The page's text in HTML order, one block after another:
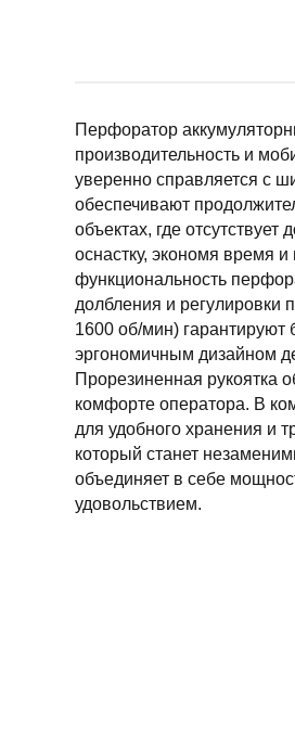
Перфоратор
производительность и
уверенно справляется с
обеспечивают
объектах, где
оснастку, экономя время
функциональность
долбления и регулировки
1600 об/мин) гарантируют
эргономичным дизайном
Прорезиненная рукоятка
комфорте оператора. В
для удобного хранения и
который станет
объединяет в себе
удовольствием.